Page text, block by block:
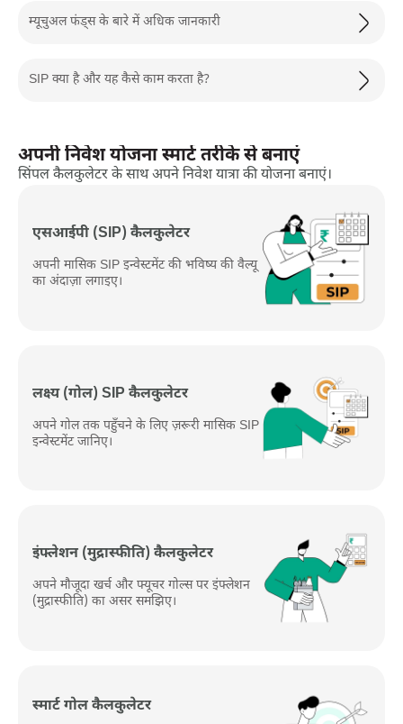
म्यूचुअल फंड्स के बारे में अधिक जानकारी
SIP क्या है और यह कैसे काम करता है?
अपनी निवेश योजना स्मार्ट तरीके से बनाएं
सिंपल कैलकुलेटर के साथ अपने निवेश यात्रा की योजना बनाएं।
एसआईपी (SIP) कैलकुलेटर
अपनी मासिक SIP इन्वेस्टमेंट की भविष्य की वैल्यू
का अंदाज़ा लगाइए।
लक्ष्‍य (गोल) SIP कैलकुलेटर
अपने गोल तक पहुँचने के लिए ज़रूरी मासिक SIP
इन्वेस्टमेंट जानिए।
इंफ्लेशन (मुद्रास्फीति) कैलकुलेटर
अपने मौजूदा खर्च और फ्यूचर गोल्स पर इंफ्लेशन
(मुद्रास्फीति) का असर समझिए।
स्मार्ट गोल कैलकुलेटर